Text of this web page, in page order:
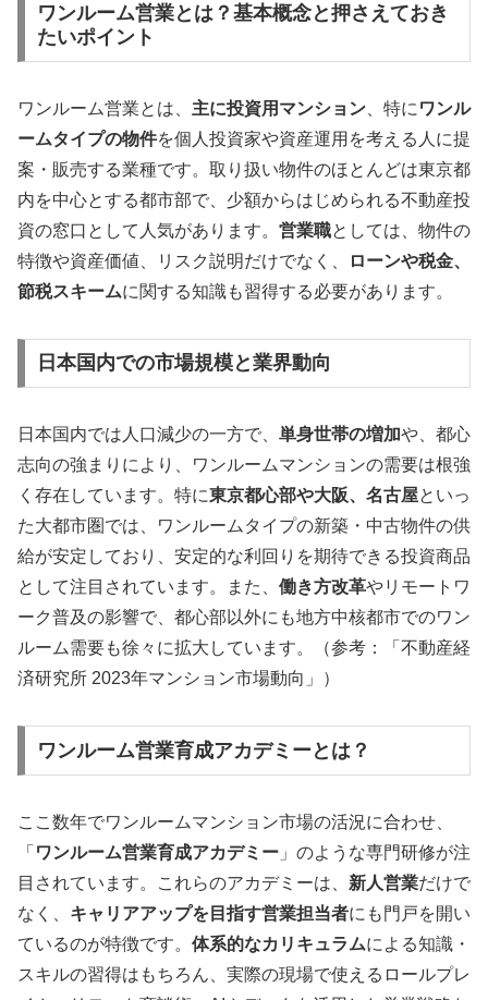
ワンルーム営業とは？基本概念と押さえておき
たいポイント
ワンルーム営業とは、 主に投資用マンション 、特に ワンル
ームタイプの物件を個人投資家や資産運用を考える人に提
案・販売する業種です。取り扱い物件のほとんどは東京都
内を中心とする都市部で、少額からはじめられる不動産投
資の窓口として人気があります。 営業職としては、物件の
特徴や資産価値、リスク説明だけでなく、
ローンや税金、
節税スキームに関する知識も習得する必要があります。
日本国内での市場規模と業界動向
日本国内では人口減少の一方で、 単身世帯の増加や、都心
志向の強まりにより、ワンルームマンションの需要は根強
く存在しています。特に東京都心部や大阪、名古屋といっ
た大都市圏では、ワンルームタイプの新築・中古物件の供
給が安定しており、安定的な利回りを期待できる投資商品
として注目されています。また、 働き方改革やリモートワ
ーク普及の影響で、都心部以外にも地方中核都市でのワン
ルーム需要も徐々に拡大しています。（参考：「不動産経
済研究所 2023年マンション市場動向」）
ワンルーム営業育成アカデミーとは？
ここ数年でワンルームマンション市場の活況に合わせ、
「 ワンルーム営業育成アカデミー 」のような専門研修が注
目されています。これらのアカデミーは、 新人営業だけで
なく、 キャリアアップを目指す営業担当者にも門戸を開い
ているのが特徴です。 体系的なカリキュラムによる知識・
スキルの習得はもちろん、実際の現場で使えるロールプレ